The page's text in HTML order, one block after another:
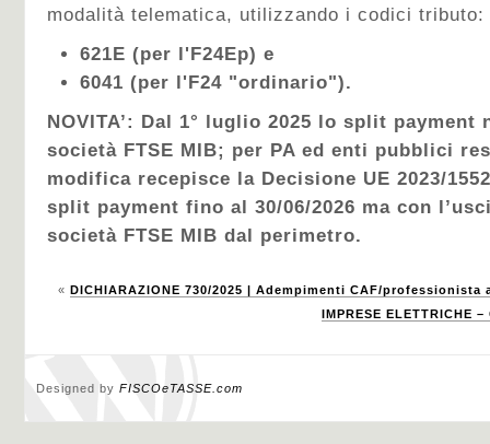
modalità telematica, utilizzando i codici tributo:
621E (per l'F24Ep) e
6041 (per l'F24 "ordinario").
NOVITA’: Dal 1° luglio 2025 lo split
società FTSE MIB; per PA ed enti pubblici
modifica recepisce la Decisione UE 2023/
split payment fino al 30/06/2026 ma con
società FTSE MIB dal perimetro.
« DICHIARAZIONE 730/2025 | Adempimenti CAF/professionista
IMPRESE ELETTRICHE
Designed by FISCOeTASSE.com